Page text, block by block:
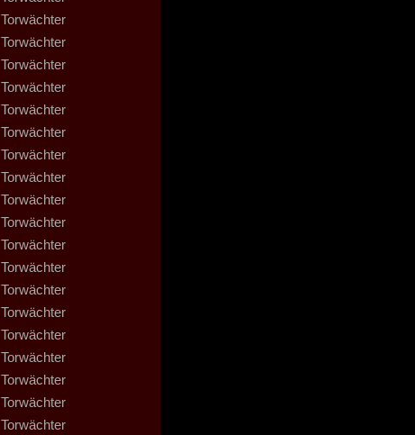
Torwächter
Torwächter
Torwächter
Torwächter
Torwächter
Torwächter
Torwächter
Torwächter
Torwächter
Torwächter
Torwächter
Torwächter
Torwächter
Torwächter
Torwächter
Torwächter
Torwächter
Torwächter
Torwächter